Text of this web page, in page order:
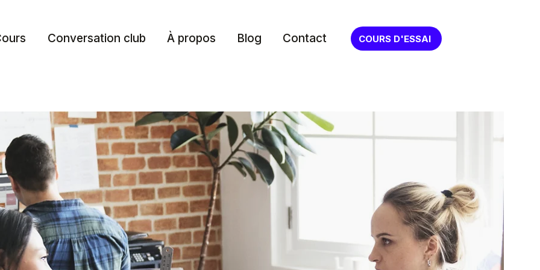
Conversation club À propos Blog Contact COURS D'ESSAI